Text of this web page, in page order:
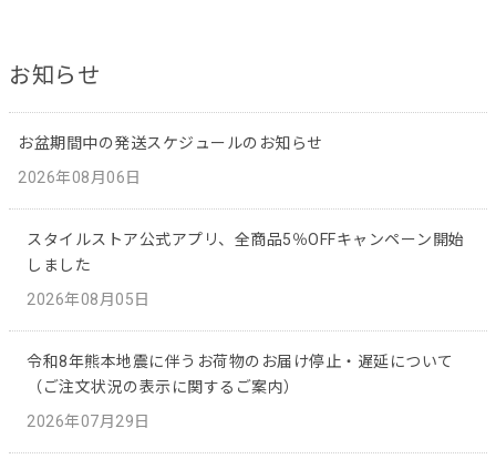
お知らせ
お盆期間中の発送スケジュールのお知らせ
2026年08月06日
スタイルストア公式アプリ、全商品5％OFFキャンペーン開始
しました
2026年08月05日
令和8年熊本地震に伴うお荷物のお届け停止・遅延について
（ご注文状況の表示に関するご案内）
2026年07月29日